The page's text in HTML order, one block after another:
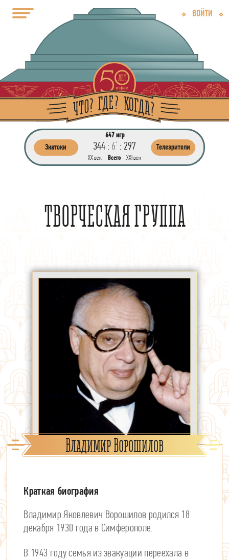
ВОЙТИ
Знатоки 344 : 6* : 297
647 игр
ХХ век Всего ХХI век
Телезрители
ТВОРЧЕСКАЯ ГРУППА
Владимир Ворошилов
Владимир Яковлевич Ворошилов родился 18
декабря 1930 года в Симферополе.
В 1943 году семья из эвакуации переехала в